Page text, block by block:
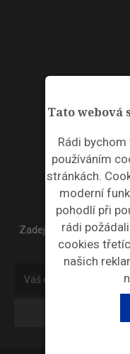
Tato webová
Rádi
používáním
stránkách.
moderní
pohodlí při
rádi
cookies
našich
Zadejte váš email a